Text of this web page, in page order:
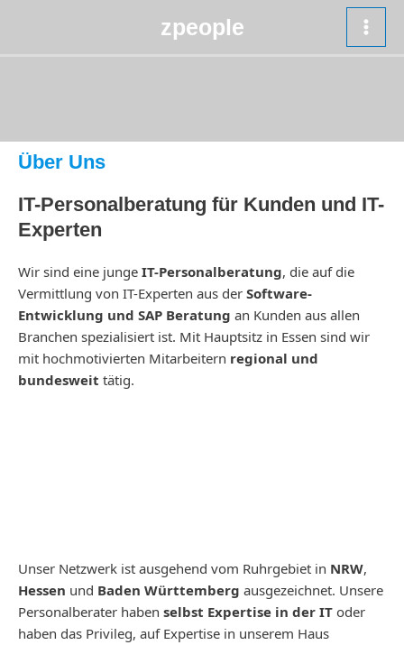
zpeople
Über Uns
IT-Personalberatung für Kunden und IT-
Experten
Wir sind eine junge IT-Personalberatung, die auf die
Vermittlung von IT-Experten aus der Software-
Entwicklung und SAP Beratung an Kunden aus allen
Branchen spezialisiert ist. Mit Hauptsitz in Essen sind wir
mit hochmotivierten Mitarbeitern regional und
bundesweit tätig.
Unser Netzwerk ist ausgehend vom Ruhrgebiet in NRW,
Hessen und Baden Württemberg ausgezeichnet. Unsere
Personalberater haben selbst Expertise in der IT oder
haben das Privileg, auf Expertise in unserem Haus